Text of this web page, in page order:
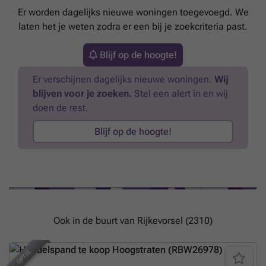
Er worden dagelijks nieuwe woningen toegevoegd. We
laten het je weten zodra er een bij je zoekcriteria past.
Blijf op de hoogte!
Er verschijnen dagelijks nieuwe woningen. Wij
blijven voor je zoeken. Stel een alert in en wij
doen de rest.
Blijf op de hoogte!
Ook in de buurt van Rijkevorsel (2310)
OPTIE